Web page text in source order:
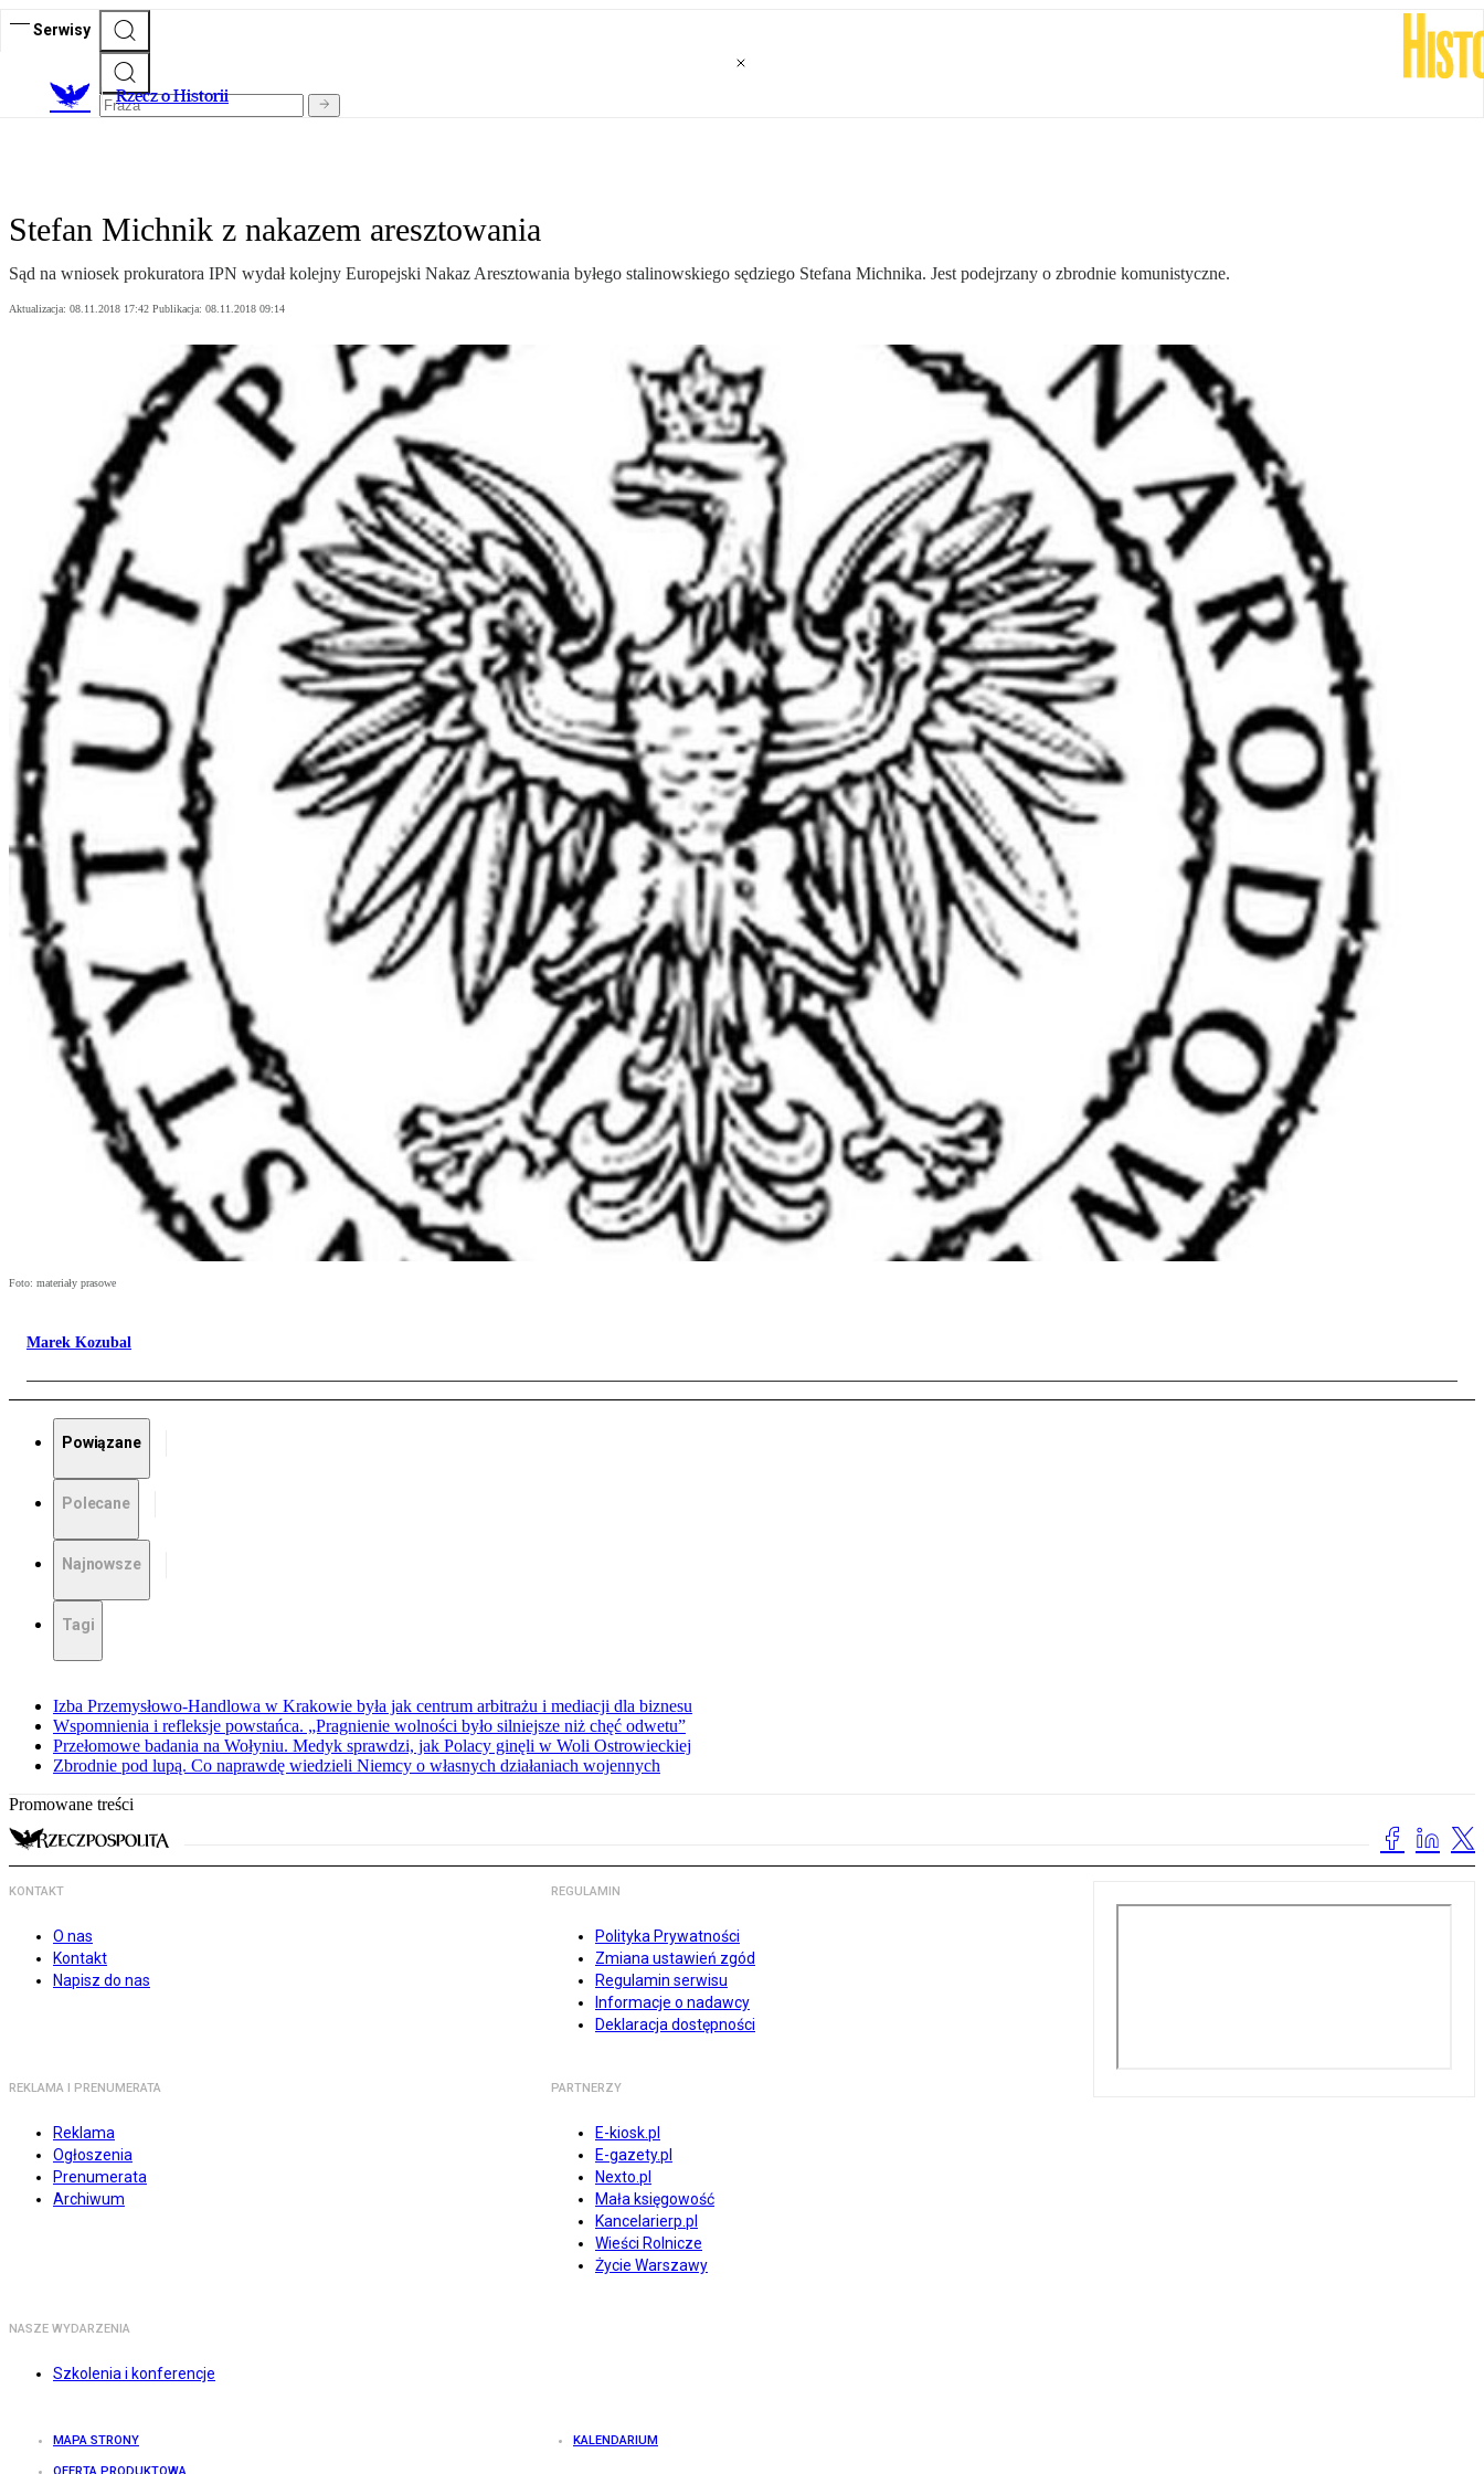
Serwisy
Rzecz o Historii
Stefan Michnik z nakazem aresztowania
Sąd na wniosek prokuratora IPN wydał kolejny Europejski Nakaz Aresztowania byłego stalinowskiego sędziego Stefana Michnika. Jest podejrzany o zbrodnie komunistyczne.
Aktualizacja: 08.11.2018 17:42 Publikacja: 08.11.2018 09:14
Foto: materiały prasowe
Marek Kozubal
Powiązane
Polecane
Najnowsze
Tagi
Izba Przemysłowo-Handlowa w Krakowie była jak centrum arbitrażu i mediacji dla biznesu
Wspomnienia i refleksje powstańca. „Pragnienie wolności było silniejsze niż chęć odwetu”
Przełomowe badania na Wołyniu. Medyk sprawdzi, jak Polacy ginęli w Woli Ostrowieckiej
Zbrodnie pod lupą. Co naprawdę wiedzieli Niemcy o własnych działaniach wojennych
Promowane treści
KONTAKT
O nas
Kontakt
Napisz do nas
REGULAMIN
Polityka Prywatności
Zmiana ustawień zgód
Regulamin serwisu
Informacje o nadawcy
Deklaracja dostępności
REKLAMA I PRENUMERATA
Reklama
Ogłoszenia
Prenumerata
Archiwum
PARTNERZY
E-kiosk.pl
E-gazety.pl
Nexto.pl
Mała księgowość
Kancelarierp.pl
Wieści Rolnicze
Życie Warszawy
NASZE WYDARZENIA
Szkolenia i konferencje
MAPA STRONY KALENDARIUM